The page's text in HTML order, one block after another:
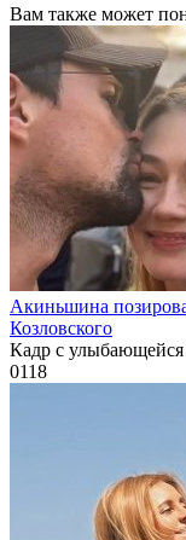
Вам также может
Акиньшина
Козловского
Кадр с
0118